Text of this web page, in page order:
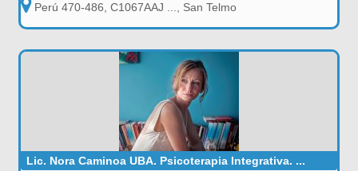
Perú 470-486, C1067AAJ ..., San Telmo
Lic. Nora Caminoa UBA. Psicoterapia Integrativa. ...